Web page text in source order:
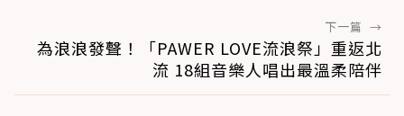
下一篇 →
為浪浪發聲！「PAWER LOVE流浪祭」重返北
流 18組音樂人唱出最溫柔陪伴